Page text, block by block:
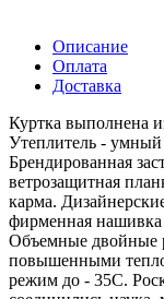
Описание
Оплата
Доставка
Куртка выполнена
Утеплитель - умный
Брендированная
ветрозащитная
карма.
фирменная
Объемные двойные
повышенными
режим до - 35C.